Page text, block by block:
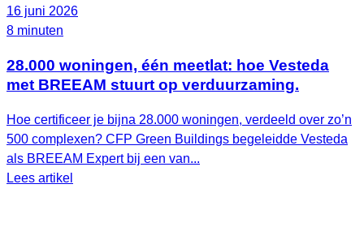
16 juni 2026
8 minuten
28.000 woningen, één meetlat: hoe Vesteda
met BREEAM stuurt op verduurzaming.
Hoe certificeer je bijna 28.000 woningen, verdeeld over zo’n
500 complexen? CFP Green Buildings begeleidde Vesteda
als BREEAM Expert bij een van...
Lees artikel